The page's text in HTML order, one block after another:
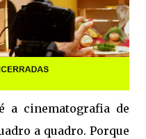
a cinematografia de
a quadro. Porque